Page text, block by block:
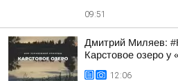
09:51
Дмитрий Миляев:
Карстовое озеро у
12:06